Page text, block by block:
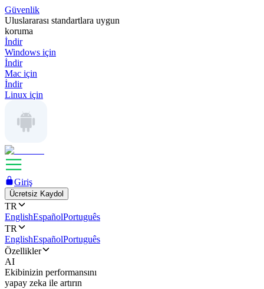
Güvenlik
Uluslararası standartlara uygun
koruma
İndir
Windows için
İndir
Mac için
İndir
Linux için
Giriş
Ücretsiz Kaydol
TR
EnglishEspañolPortuguês
TR
EnglishEspañolPortuguês
Özellikler
AI
Ekibinizin performansını
yapay zeka ile artırın